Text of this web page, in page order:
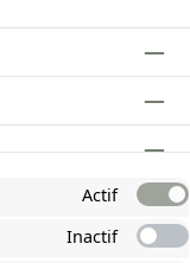
Actif
Inactif